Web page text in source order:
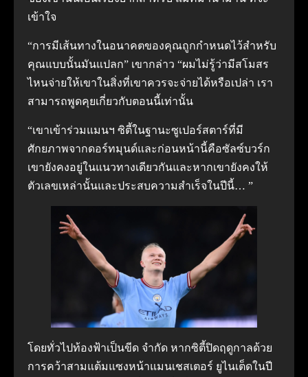
เข้าใจ
“การมีเส้นทางในอนาคตของคุณถูกกำหนดไว้สำหรับ
คุณแบบนั้นมันแปลก” เขากล่าว “ผมไม่รู้ว่ามีสโมสร
ไหนจ่ายให้เขาในสิ่งที่เขาควรจะจ่ายได้หรือเปล่า เรา
สามารถพูดคุยเกี่ยวกับตอนนี้เท่านั้น
“เขาเข้าร่วมแมนฯ ซิตี้ในฐานะซูเปอร์สตาร์ที่มี
ศักยภาพจากดอร์ทมุนด์และก่อนหน้านี้คือซัลซ์บวร์ก
เขายังคงอยู่ในแนวทางเดียวกันและหากเขายังคงให้
ตัวเลขเหล่านั้นและประสบความสำเร็จในปีนี้… ”
โดยทั่วไปท้องฟ้าเป็นขีด จำกัด หากซิตี้ปิดฤดูกาลด้วย
การคว้าสามแต้มแซงหน้าแมนเชสเตอร์ ยูไนเต็ดในปี